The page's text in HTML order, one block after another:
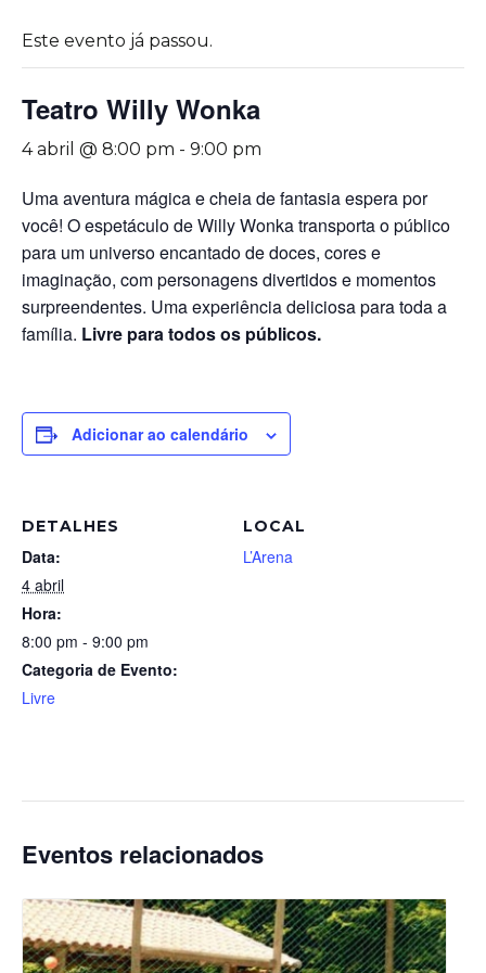
Este evento já passou.
Teatro Willy Wonka
4 abril @ 8:00 pm - 9:00 pm
Uma aventura mágica e cheia de fantasia espera por
você! O espetáculo de Willy Wonka transporta o público
para um universo encantado de doces, cores e
imaginação, com personagens divertidos e momentos
surpreendentes. Uma experiência deliciosa para toda a
família. Livre para todos os públicos.
Adicionar ao calendário
DETALHES
Data:
4 abril
Hora:
8:00 pm - 9:00 pm
Categoria de Evento:
Livre
LOCAL
L’Arena
Eventos relacionados